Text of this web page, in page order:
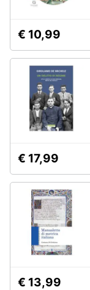
€ 10,99
€ 17,99
€ 13,99